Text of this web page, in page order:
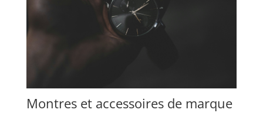
Montres et accessoires de marque